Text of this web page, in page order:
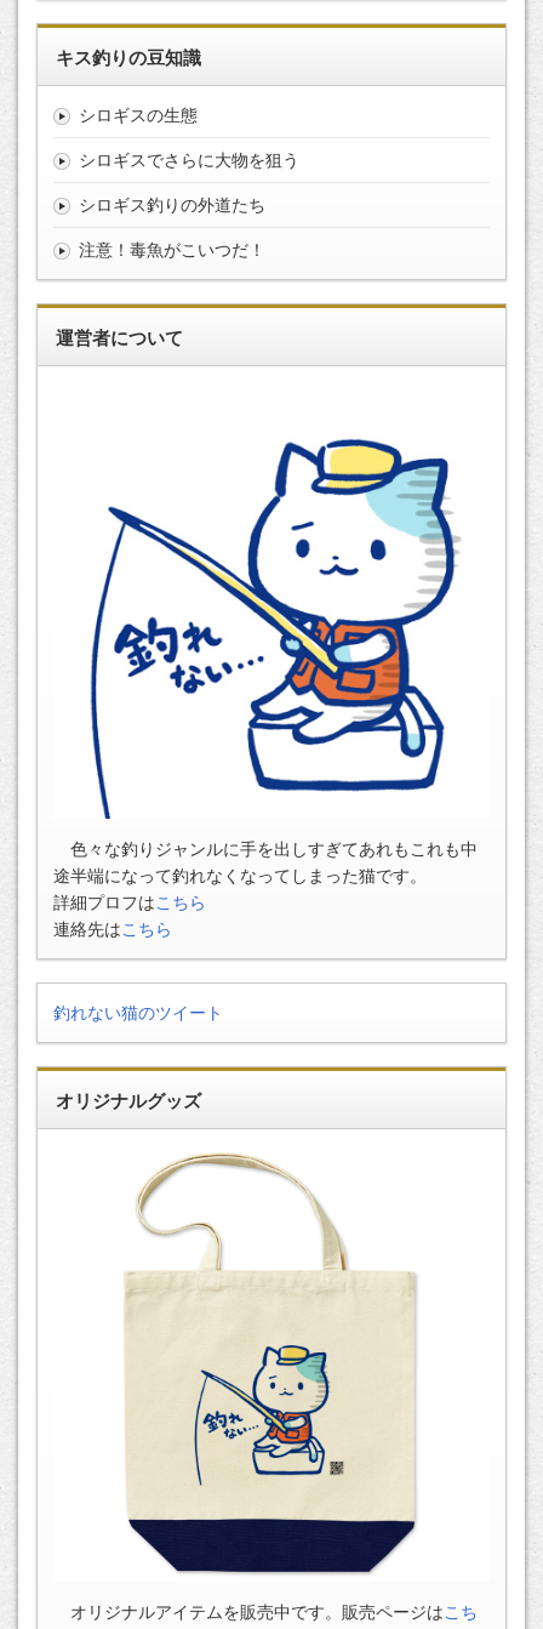
キス釣りの豆知識
シロギスの生態
シロギスでさらに大物を狙う
シロギス釣りの外道たち
注意！毒魚がこいつだ！
運営者について
色々な釣りジャンルに手を出しすぎてあれもこれも中
途半端になって釣れなくなってしまった猫です。
詳細プロフはこちら
連絡先はこちら
釣れない猫のツイート
オリジナルグッズ
オリジナルアイテムを販売中です。販売ページはこち